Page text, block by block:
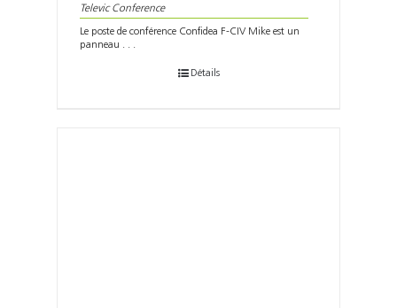
Televic Conference
Le poste de conférence Confidea F-CIV Mike est un
panneau . . .
Détails